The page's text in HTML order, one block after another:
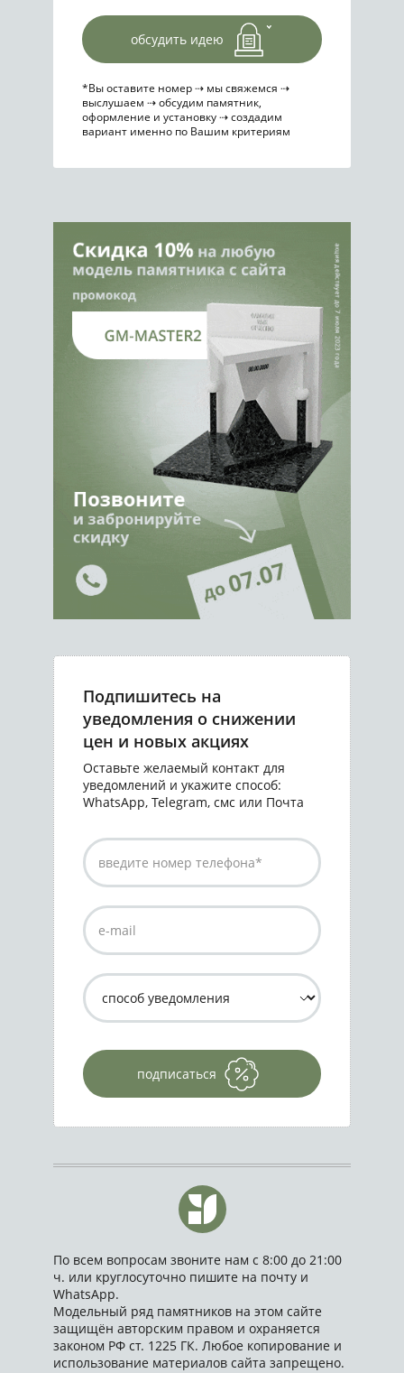
обсудить идею
*Вы оставите номер ⇢ мы свяжемся ⇢
выслушаем ⇢ обсудим памятник,
оформление и установку ⇢ создадим
вариант именно по Вашим критериям
Подпишитесь на
уведомления о снижении
цен и новых акциях
Оставьте желаемый контакт для
уведомлений и укажите способ:
WhatsApp, Telegram, смс или Почта
подписаться
По всем вопросам звоните нам с 8:00 до 21:00
ч. или круглосуточно пишите на почту и
WhatsApp.
Модельный ряд памятников на этом сайте
защищён авторским правом и охраняется
законом РФ ст. 1225 ГК. Любое копирование и
использование материалов сайта запрещено.